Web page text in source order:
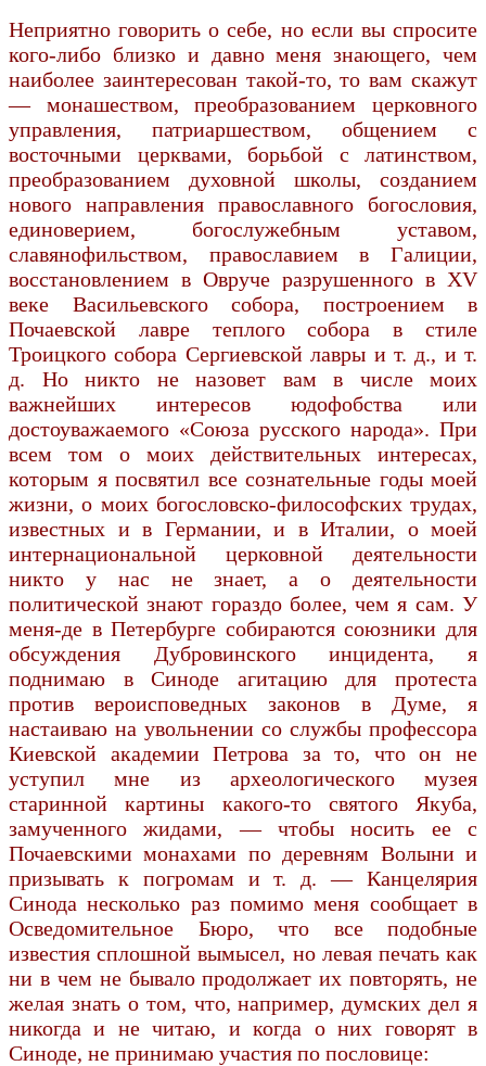
Неприятно говорить о себе, но если вы спросите
кого-либо близко и давно меня знающего, чем
наиболее заинтересован такой-то, то вам скажут
— монашеством, преобразованием церковного
управления, патриаршеством, общением с
восточными церквами, борьбой с латинством,
преобразованием духовной школы, созданием
нового направления православного богословия,
единоверием, богослужебным уставом,
славянофильством, православием в Галиции,
восстановлением в Овруче разрушенного в XV
веке Васильевского собора, построением в
Почаевской лавре теплого собора в стиле
Троицкого собора Сергиевской лавры и т. д., и т.
д. Но никто не назовет вам в числе моих
важнейших интересов юдофобства или
достоуважаемого «Союза русского народа». При
всем том о моих действительных интересах,
которым я посвятил все сознательные годы моей
жизни, о моих богословско-философских трудах,
известных и в Германии, и в Италии, о моей
интернациональной церковной деятельности
никто у нас не знает, а о деятельности
политической знают гораздо более, чем я сам. У
меня-де в Петербурге собираются союзники для
обсуждения Дубровинского инцидента, я
поднимаю в Синоде агитацию для протеста
против вероисповедных законов в Думе, я
настаиваю на увольнении со службы профессора
Киевской академии Петрова за то, что он не
уступил мне из археологического музея
старинной картины какого-то святого Якуба,
замученного жидами, — чтобы носить ее с
Почаевскими монахами по деревням Волыни и
призывать к погромам и т. д. — Канцелярия
Синода несколько раз помимо меня сообщает в
Осведомительное Бюро, что все подобные
известия сплошной вымысел, но левая печать как
ни в чем не бывало продолжает их повторять, не
желая знать о том, что, например, думских дел я
никогда и не читаю, и когда о них говорят в
Синоде, не принимаю участия по пословице: